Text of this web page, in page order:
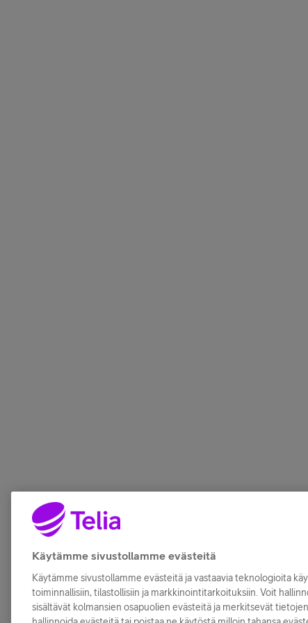
Käytämme sivustollamme evästeitä
Käytämme sivustollamme evästeitä ja vastaavia teknologioita
toiminnallisiin, tilastollisiin ja markkinointitarkoituksiin. Voit
sisältävät kolmansien osapuolien evästeitä ja merkitsevät